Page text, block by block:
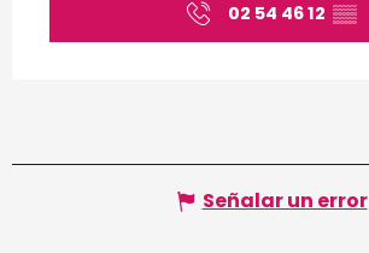
02 54 46 12 ▒▒
Señalar un error